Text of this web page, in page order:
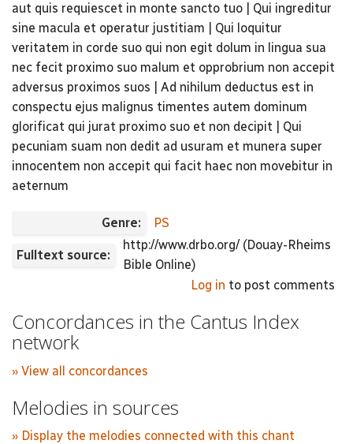
aut quis requiescet in monte sancto tuo | Qui ingreditur
sine macula et operatur justitiam | Qui loquitur
veritatem in corde suo qui non egit dolum in lingua sua
nec fecit proximo suo malum et opprobrium non accepit
adversus proximos suos | Ad nihilum deductus est in
conspectu ejus malignus timentes autem dominum
glorificat qui jurat proximo suo et non decipit | Qui
pecuniam suam non dedit ad usuram et munera super
innocentem non accepit qui facit haec non movebitur in
aeternum
Genre: PS
Fulltext source:
http://www.drbo.org/ (Douay-Rheims
Bible Online)
Log in to post comments
Concordances in the Cantus Index
network
» View all concordances
Melodies in sources
» Display the melodies connected with this chant